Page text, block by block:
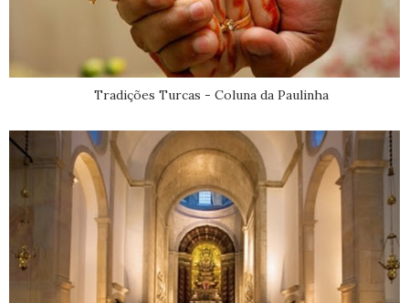
Tradições Turcas - Coluna da Paulinha